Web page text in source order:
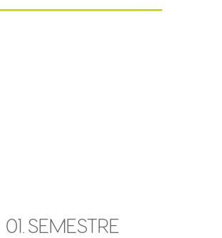
01. SEMESTRE